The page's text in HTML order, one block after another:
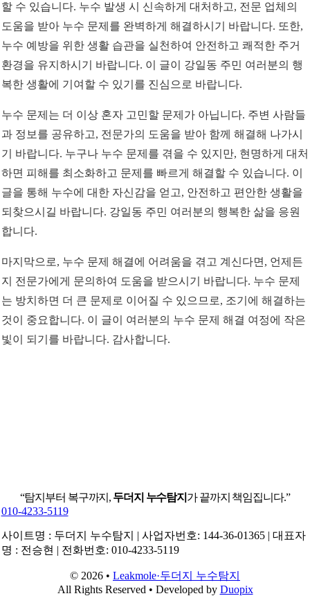
할 수 있습니다. 누수 발생 시 신속하게 대처하고, 전문 업체의
도움을 받아 누수 문제를 완벽하게 해결하시기 바랍니다. 또한,
누수 예방을 위한 생활 습관을 실천하여 안전하고 쾌적한 주거
환경을 유지하시기 바랍니다. 이 글이 강일동 주민 여러분의 행
복한 생활에 기여할 수 있기를 진심으로 바랍니다.
누수 문제는 더 이상 혼자 고민할 문제가 아닙니다. 주변 사람들
과 정보를 공유하고, 전문가의 도움을 받아 함께 해결해 나가시
기 바랍니다. 누구나 누수 문제를 겪을 수 있지만, 현명하게 대처
하면 피해를 최소화하고 문제를 빠르게 해결할 수 있습니다. 이
글을 통해 누수에 대한 자신감을 얻고, 안전하고 편안한 생활을
되찾으시길 바랍니다. 강일동 주민 여러분의 행복한 삶을 응원
합니다.
마지막으로, 누수 문제 해결에 어려움을 겪고 계신다면, 언제든
지 전문가에게 문의하여 도움을 받으시기 바랍니다. 누수 문제
는 방치하면 더 큰 문제로 이어질 수 있으므로, 조기에 해결하는
것이 중요합니다. 이 글이 여러분의 누수 문제 해결 여정에 작은
빛이 되기를 바랍니다. 감사합니다.
“탐지부터 복구까지, 두더지 누수탐지 가 끝까지 책임집니다.”
010-4233-5119
사이트명 : 두더지 누수탐지 | 사업자번호: 144-36-01365 | 대표자
명 : 전승현 | 전화번호: 010-4233-5119
© 2026 • Leakmole·두더지 누수탐지
All Rights Reserved • Developed by Duopix